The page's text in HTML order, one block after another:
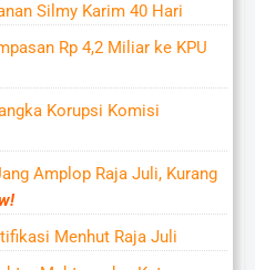
Silmy Karim 40 Hari
Rp 4,2 Miliar ke KPU
Korupsi Komisi
Amplop Raja Juli, Kurang
Menhut Raja Juli